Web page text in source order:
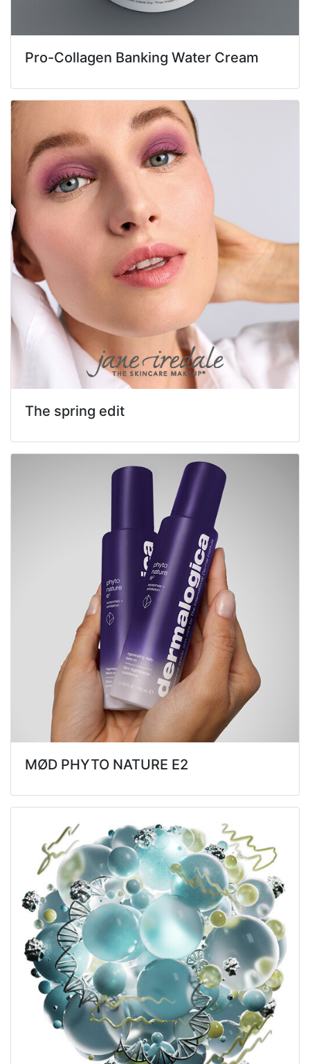
Pro-Collagen Banking Water Cream
The spring edit
MØD PHYTO NATURE E2